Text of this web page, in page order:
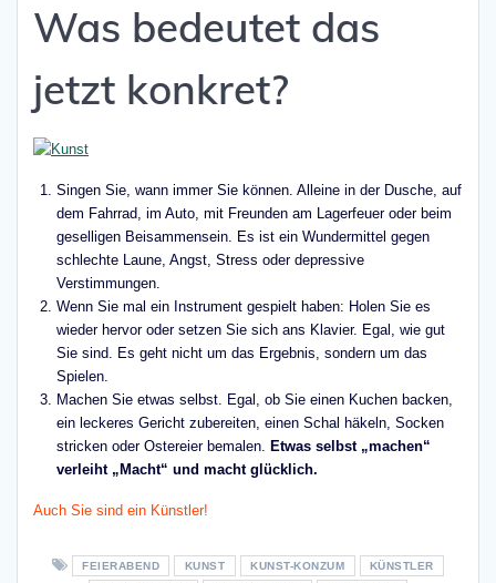
Was bedeutet das
jetzt konkret?
Singen Sie, wann immer Sie können. Alleine in der Dusche, auf
dem Fahrrad, im Auto, mit Freunden am Lagerfeuer oder beim
geselligen Beisammensein. Es ist ein Wundermittel gegen
schlechte Laune, Angst, Stress oder depressive
Verstimmungen.
Wenn Sie mal ein Instrument gespielt haben: Holen Sie es
wieder hervor oder setzen Sie sich ans Klavier. Egal, wie gut
Sie sind. Es geht nicht um das Ergebnis, sondern um das
Spielen.
Machen Sie etwas selbst. Egal, ob Sie einen Kuchen backen,
ein leckeres Gericht zubereiten, einen Schal häkeln, Socken
stricken oder Ostereier bemalen. Etwas selbst „machen“
verleiht „Macht“ und macht glücklich.
Auch Sie sind ein Künstler!
FEIERABEND KUNST KUNST-KONZUM
KÜNSTLER